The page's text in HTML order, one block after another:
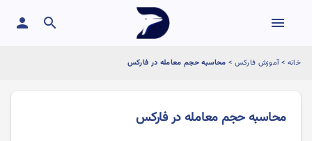
menu
search
person
خانه >آموزش فارکس > محاسبه حجم معامله در فارکس
محاسبه حجم معامله در فارکس